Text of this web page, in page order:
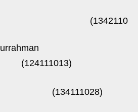
(1342110
(124111013)
(134111028)